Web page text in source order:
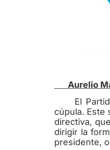
Foto de
Aurelio
El Partido
cúpula. Este
directiva,
dirigir la
presidente,